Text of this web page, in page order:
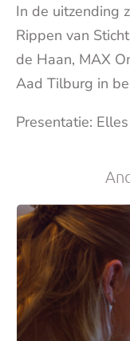
In de uitzending
Rippen van
de Haan, MAX
Aad Tilburg in
Presentatie: